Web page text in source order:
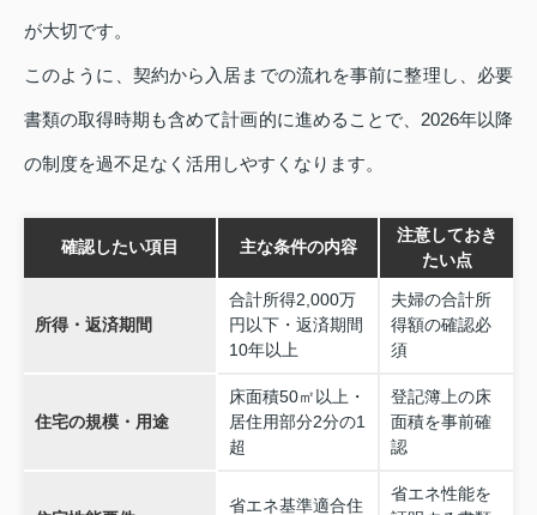
が大切です。
このように、契約から入居までの流れを事前に整理し、必要
書類の取得時期も含めて計画的に進めることで、2026年以降
の制度を過不足なく活用しやすくなります。
確認したい項目 主な条件の内容
注意しておき
たい点
所得・返済期間
合計所得2,000万
円以下・返済期間
10年以上
夫婦の合計所
得額の確認必
須
住宅の規模・用途
床面積50㎡以上・
居住用部分2分の1
超
登記簿上の床
面積を事前確
認
省エネ基準適合住
省エネ性能を